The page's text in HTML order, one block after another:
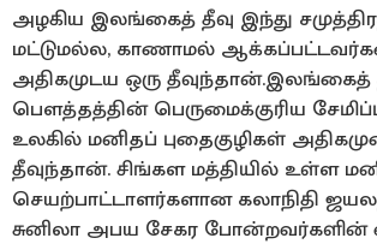
அழகிய இலங்கைத் தீவு இந்து
மட்டுமல்ல, காணாமல்
அதிகமுடய ஒரு தீவுந்தான்.இலங்கைத்
பௌத்தத்தின் பெருமைக்குரிய
உலகில் மனிதப் புதைகுழிகள்
தீவுந்தான். சிங்கள மத்தியில் உள்ள
செயற்பாட்டாளர்களான கலாநிதி
சுனிலா அபய சேகர போன்றவர்களின்